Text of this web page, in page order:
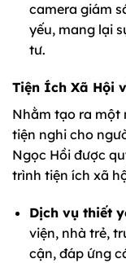
camera giám
yếu, mang lại
tư.
Tiện Ích Xã Hội
Nhằm tạo ra một
tiện nghi cho
Ngọc Hồi được
trình tiện ích xã
Dịch vụ thiết
viện, nhà trẻ,
cận, đáp ứng